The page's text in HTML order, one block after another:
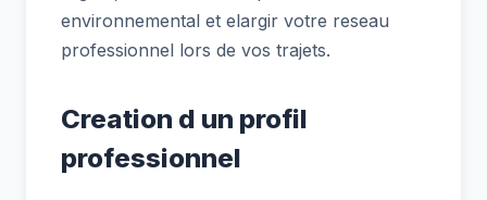
environnemental et elargir votre reseau
professionnel lors de vos trajets.
Creation d un profil
professionnel